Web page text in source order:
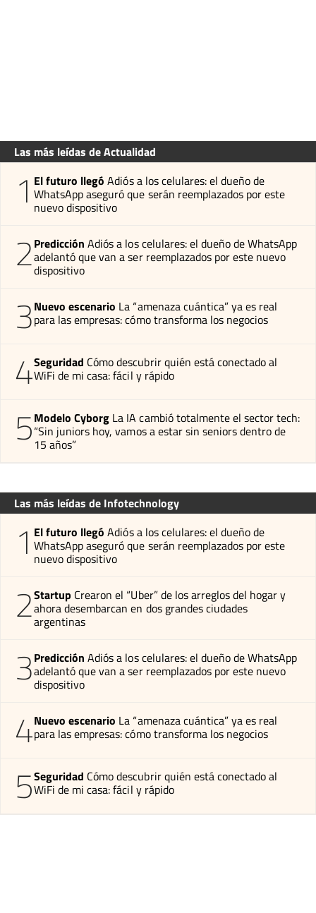
Las más leídas de Actualidad
1 El futuro llegó Adiós a los celulares: el dueño de
WhatsApp aseguró que serán reemplazados por este
nuevo dispositivo
2Predicción Adiós a los celulares: el dueño de WhatsApp
adelantó que van a ser reemplazados por este nuevo
dispositivo
3Nuevo escenario La “amenaza cuántica” ya es real
para las empresas: cómo transforma los negocios
4Seguridad Cómo descubrir quién está conectado al
WiFi de mi casa: fácil y rápido
5Modelo Cyborg La IA cambió totalmente el sector tech:
“Sin juniors hoy, vamos a estar sin seniors dentro de
15 años”
Las más leídas de Infotechnology
1 El futuro llegó Adiós a los celulares: el dueño de
WhatsApp aseguró que serán reemplazados por este
nuevo dispositivo
2Startup Crearon el “Uber” de los arreglos del hogar y
ahora desembarcan en dos grandes ciudades
argentinas
3Predicción Adiós a los celulares: el dueño de WhatsApp
adelantó que van a ser reemplazados por este nuevo
dispositivo
4Nuevo escenario La “amenaza cuántica” ya es real
para las empresas: cómo transforma los negocios
5Seguridad Cómo descubrir quién está conectado al
WiFi de mi casa: fácil y rápido